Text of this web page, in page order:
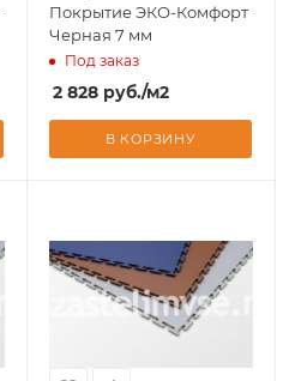
Покрытие ЭКО-Комфорт
Черная 7 мм
Под заказ
2 828руб./м2
В КОРЗИНУ